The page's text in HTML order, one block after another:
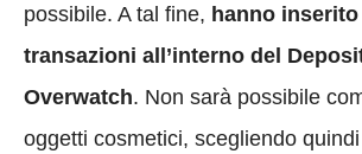
possibile. A tal fine, hanno
transazioni all’interno del
Overwatch. Non sarà possibile
oggetti cosmetici, scegliendo